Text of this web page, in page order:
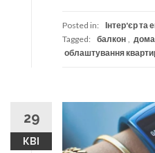
Posted in: Інтер'єр та
Tagged:
балкон
облаштування
29
КВІ